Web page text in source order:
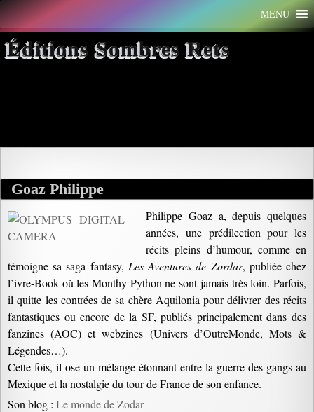
Aller
au
contenu
MENU
Éditions Sombres Rets
Archives par mot-clé : tour de
Goaz Philippe
Philippe Goaz a, depuis quelques
années, une prédilection pour les
récits pleins d’humour, comme en
témoigne sa saga fantasy, Les Aventures de Zordar, publiée chez
l’ivre-Book où les Monthy Python ne sont jamais très loin. Parfois,
il quitte les contrées de sa chère Aquilonia pour délivrer des récits
fantastiques ou encore de la SF, publiés principalement dans des
fanzines (AOC) et webzines (Univers d’OutreMonde, Mots &
Légendes…).
Cette fois, il ose un mélange étonnant entre la guerre des gangs au
Mexique et la nostalgie du tour de France de son enfance.
Son blog : Le monde de Zodar